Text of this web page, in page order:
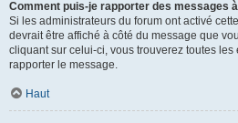
Comment puis-je rapporter des messages
Si les administrateurs du forum ont activé
devrait être affiché à côté du message que
cliquant sur celui-ci, vous trouverez toutes
rapporter le message.
Haut